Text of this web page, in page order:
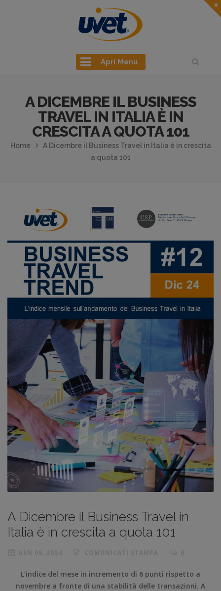
Apri Menu
A DICEMBRE IL BUSINESS
TRAVEL IN ITALIA È IN
CRESCITA A QUOTA 101
Home
A Dicembre il Business Travel in Italia è in crescita
a quota 101
A Dicembre il Business Travel in
Italia è in crescita a quota 101
L’indice del mese in incremento di 6 punti rispetto a
novembre a fronte di una stabilità delle transazioni. A